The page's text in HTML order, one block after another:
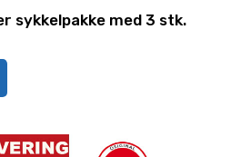
sykkelpakke med 3 stk.